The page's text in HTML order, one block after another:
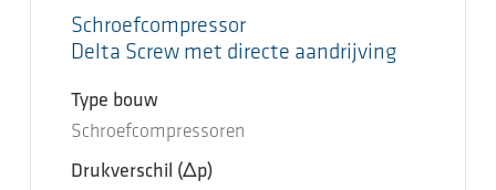
Schroefcompressor
Delta Screw met directe aandrijving
Type bouw
Schroefcompressoren
Drukverschil (Δp)